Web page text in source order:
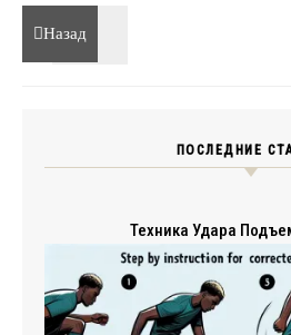
Назад
ПОСЛЕДНИЕ
Техника Удара